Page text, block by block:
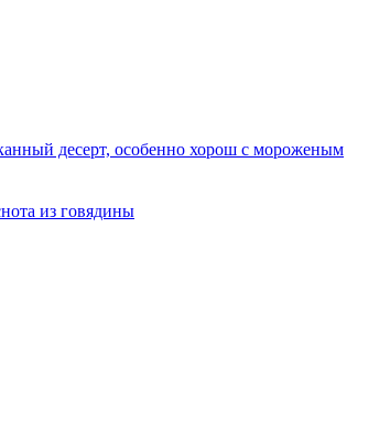
десерт, особенно хорош с мороженым
из говядины